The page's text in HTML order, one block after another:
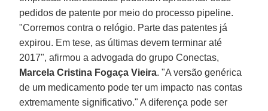
pedidos de patente por meio do processo pipeline.
"Corremos contra o relógio. Parte das patentes já
expirou. Em tese, as últimas devem terminar até
2017", afirmou a advogada do grupo Conectas,
Marcela Cristina Fogaça Vieira. "A versão genérica
de um medicamento pode ter um impacto nas contas
extremamente significativo." A diferença pode ser